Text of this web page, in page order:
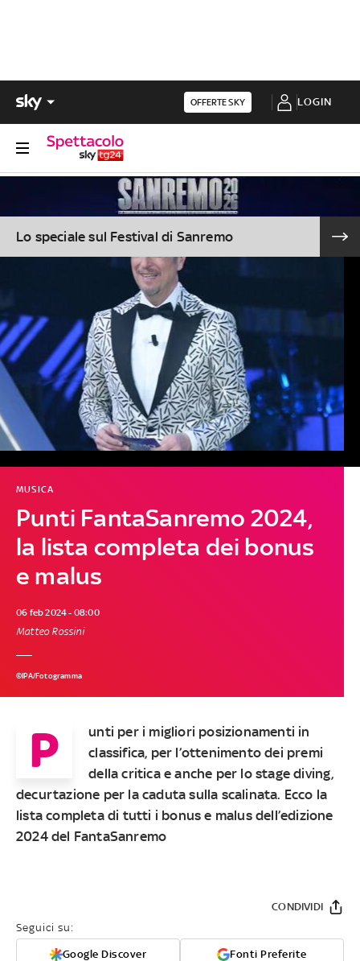
OFFERTE SKY LOGIN
Lo speciale sul Festival di Sanremo
Punti FantaSanremo 2024,
la lista completa dei bonus
e malus
MUSICA
06 feb 2024 - 08:00
Matteo Rossini
©IPA/Fotogramma
P
unti per i migliori posizionamenti in
classifica, per l’ottenimento dei premi
della critica e anche per lo stage diving,
decurtazione per la caduta sulla scalinata. Ecco la
lista completa di tutti i bonus e malus dell’edizione
2024 del FantaSanremo
Seguici su:
Google Discover Fonti Preferite
CONDIVIDI